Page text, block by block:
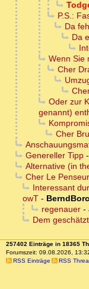
P.S.:
Da
Da
Wenn Sie
Cher
Oder zur
genannt)
Cher
Genereller Tipp-
Alternative (in
Cher Le Penseur
Interessant
owT -
regenauer-
Dem
257402 Einträge in 18365
Forumszeit: 09.08.2026,
RSS Einträge
RSS